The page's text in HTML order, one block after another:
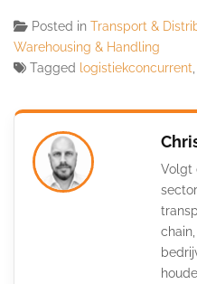
Posted in Transport &
Warehousing & Handling
Tagged logistiekconcurrent,
Volgt